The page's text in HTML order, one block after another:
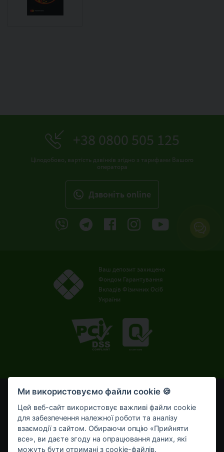
+38 0800 505 125
Цілодобово, вартість дзвінків згідно з тарифами Вашого
оператора
Дзвонiть online
Ваш депозит захищено
Фондом Гарантування
Вкладів Фізичних Осіб
України
© OTP Bank, 2008-2026. Усі права захищені.
Ліцензія НБУ № 191 від 05.10.2011 р.
Внесено до Державного реєстру банків №273
від 02.03.1998 р.
Умови використання
Bикористання cookie-файлів
Ми використовуємо файли cookie 🍪
Цей веб-сайт використовує важливі файли cookie
для забезпечення належної роботи та аналізу
взаємодії з сайтом. Обираючи опцію «Прийняти
все», ви даєте згоду на опрацювання даних, які
можуть бути отримані з cookie-файлів.